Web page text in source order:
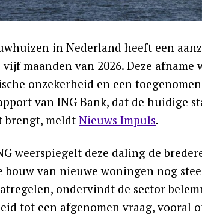
in Nederland heeft een
maanden van 2026. Deze
onzekerheid en een
van ING Bank, dat de huidige
brengt, meldt Nieuws Impuls.
weerspiegelt deze daling de
bouw van nieuwe woningen nog
ondervindt de sector
tot een afgenomen vraag, vooral